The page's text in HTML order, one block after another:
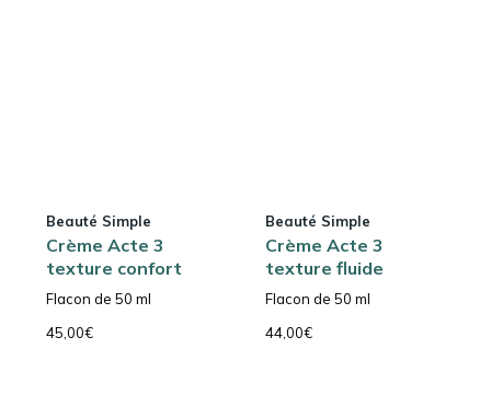
Beauté Simple
Crème Acte 3
texture confort
Flacon de 50 ml
45,00€
Beauté Simple
Crème Acte 3
texture fluide
Flacon de 50 ml
44,00€